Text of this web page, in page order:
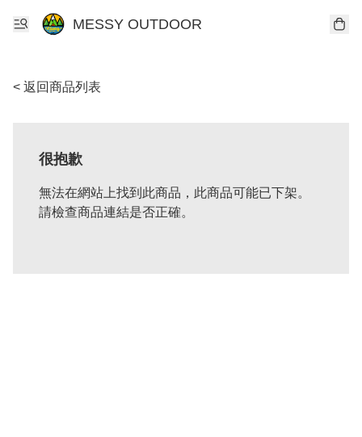
MESSY OUTDOOR
< 返回商品列表
很抱歉
無法在網站上找到此商品，此商品可能已下架。
請檢查商品連結是否正確。